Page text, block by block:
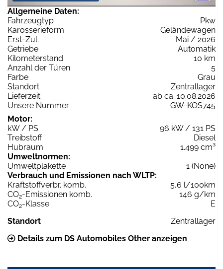
Allgemeine Daten:
Fahrzeugtyp
Pkw
Karosserieform
Geländewagen
Erst-Zul.
Mai / 2026
Getriebe
Automatik
Kilometerstand
10 km
Anzahl der Türen
5
Farbe
Grau
Standort
Zentrallager
Lieferzeit
ab ca. 10.08.2026
Unsere Nummer
GW-KOS745
Motor:
kW / PS
96 kW / 131 PS
Treibstoff
Diesel
Hubraum
1.499 cm³
Umweltnormen:
Umweltplakette
1 (None)
Verbrauch und Emissionen nach WLTP:
Kraftstoffverbr. komb.
5,6 l/100km
CO2-Emissionen komb.
146 g/km
CO2-Klasse
E
Standort
Zentrallager
Details zum DS Automobiles Other anzeigen